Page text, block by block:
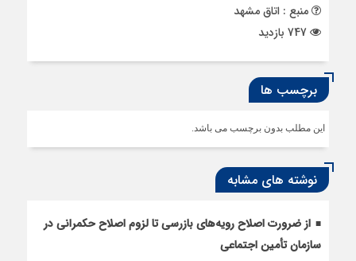
منبع : اتاق مشهد
برچسب ها
این مطلب بدون برچسب می باشد.
نوشته های مشابه
از ضرورت اصلاح رویه‌های بازرسی تا لزوم اصلاح حکمرانی در
سازمان تأمین اجتماعی